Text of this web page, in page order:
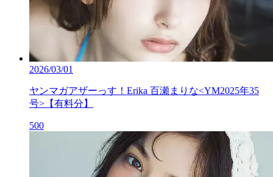
2026/03/01
ヤンマガアザーっす！Erika 百瀬まりな<YM2025年35
号>【有料分】
500